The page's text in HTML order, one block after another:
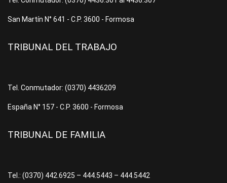
San Martín N° 641 - C.P. 3600 - Formosa
TRIBUNAL DEL TRABAJO
Tel. Conmutador: (0370) 4436209
España N° 157 - C.P. 3600 - Formosa
TRIBUNAL DE FAMILIA
Tel.: (0370) 442.6925 – 444.5443 – 444.5442